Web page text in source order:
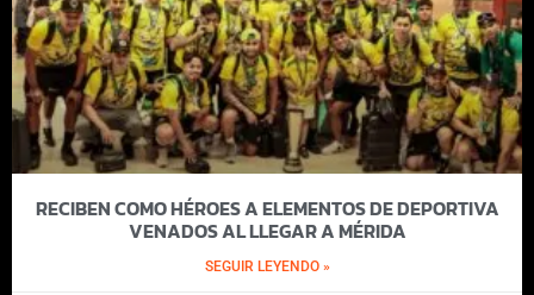
RECIBEN COMO HÉROES A ELEMENTOS DE DEPORTIVA
VENADOS AL LLEGAR A MÉRIDA
SEGUIR LEYENDO »